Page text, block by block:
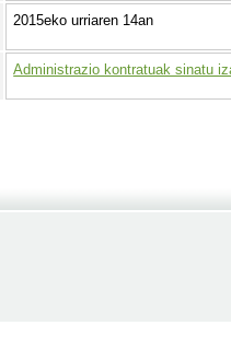
2015eko urriaren 14an
Administrazio kontratuak sinatu